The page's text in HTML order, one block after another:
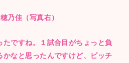
乃佳（写真右）
たですね。１試合目がちょっと負
なと思ったんですけど、ピッチ